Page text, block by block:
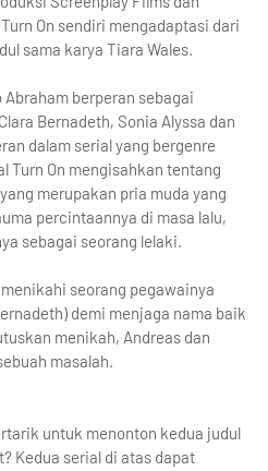
On sendiri mengadaptasi dari
sama karya Tiara Wales.
Abraham berperan sebagai
Bernadeth, Sonia Alyssa dan
dalam serial yang bergenre
Turn On mengisahkan tentang
merupakan pria muda yang
percintaannya di masa lalu,
sebagai seorang lelaki.
seorang pegawainya
demi menjaga nama baik
menikah, Andreas dan
masalah.
untuk menonton kedua judul
Kedua serial di atas dapat